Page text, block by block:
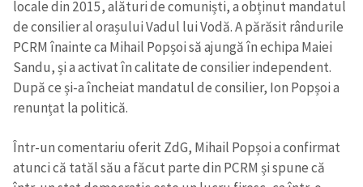
Trimite o informație
Despre ZdG
in English
на русском
locale din 2015, alături de comuniști, a obținut mandatul
de consilier al orașului Vadul lui Vodă. A părăsit rândurile
PCRM înainte ca Mihail Popșoi să ajungă în echipa Maiei
Sandu, și a activat în calitate de consilier independent.
După ce și-a încheiat mandatul de consilier, Ion Popșoi a
renunțat la politică.
Într-un comentariu oferit ZdG, Mihail Popșoi a confirmat
atunci că tatăl său a făcut parte din PCRM și spune că